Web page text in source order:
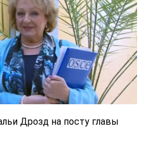
Дрозд на посту главы